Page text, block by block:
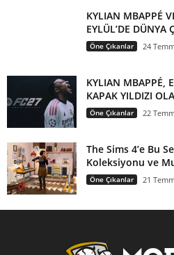
KYLIAN MBAPPÉ
EYLÜL’DE DÜNYA
Öne Çıkanlar 24
KYLIAN MBAPPÉ,
KAPAK YILDIZI
Öne Çıkanlar 22
The Sims 4’e Bu
Koleksiyonu ve
Öne Çıkanlar 21